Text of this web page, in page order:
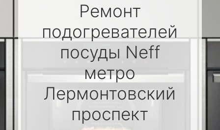
Ремонт
подогревателей
посуды Neff
метро
Лермонтовский
проспект